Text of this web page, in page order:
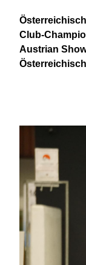
Club-
Austrian